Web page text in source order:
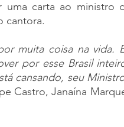
carta ao ministro
cantora.
muita coisa na vida.
por esse Brasil
cansando, seu
Castro, Janaína